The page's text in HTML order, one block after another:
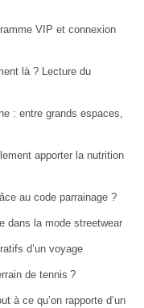
VIP et connexion
là ? Lecture du
: entre grands espaces,
apporter la nutrition
au code parrainage ?
dans la mode streetwear
d’un voyage
de tennis ?
à ce qu’on rapporte d’un